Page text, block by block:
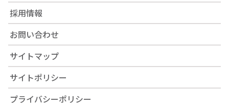
採用情報
お問い合わせ
サイトマップ
サイトポリシー
プライバシーポリシー